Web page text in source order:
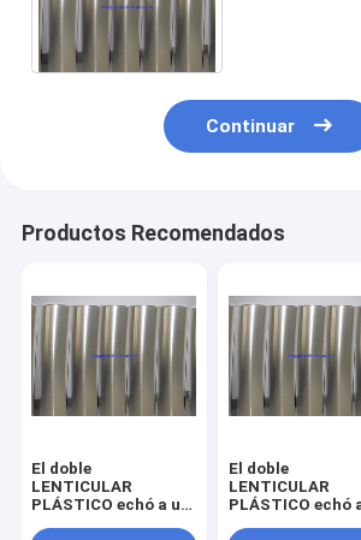
Continuar
Productos Recomendados
El doble
LENTICULAR
PLÁSTICO echó a un
El doble
LENTICULAR
PLÁSTICO echó